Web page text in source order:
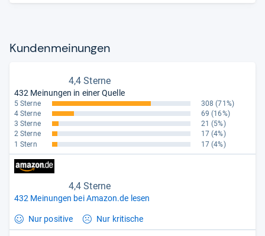
Kun­den­mei­nun­gen
4,4 Sterne
432 Meinungen in einer Quelle
5 Sterne 308 (71%)
4 Sterne
69 (16%)
3 Sterne
21 (5%)
2 Sterne
17 (4%)
1 Stern
17 (4%)
4,4 Sterne
432 Meinungen bei Amazon.de lesen
Nur positive Nur kritische